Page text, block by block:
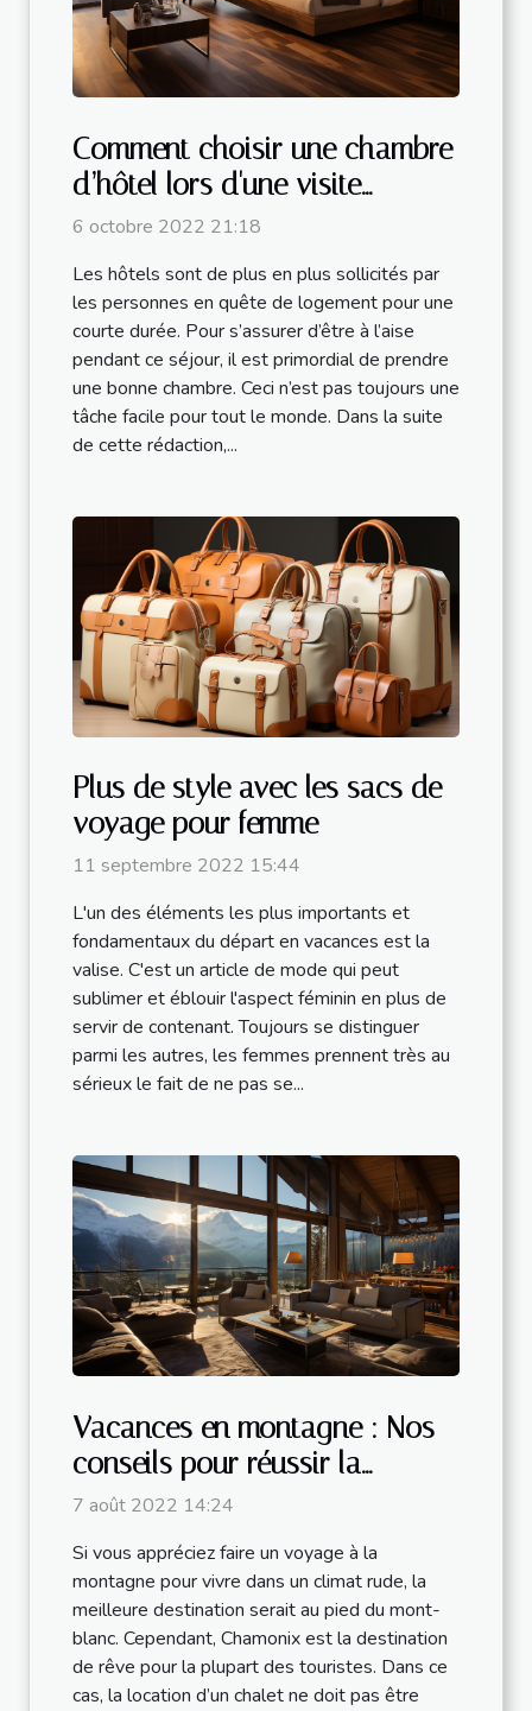
Comment choisir une chambre
d’hôtel lors d'une visite
touristique ?
6 octobre 2022 21:18
Les hôtels sont de plus en plus sollicités par
les personnes en quête de logement pour une
courte durée. Pour s’assurer d’être à l’aise
pendant ce séjour, il est primordial de prendre
une bonne chambre. Ceci n’est pas toujours une
tâche facile pour tout le monde. Dans la suite
de cette rédaction,...
Plus de style avec les sacs de
voyage pour femme
11 septembre 2022 15:44
L'un des éléments les plus importants et
fondamentaux du départ en vacances est la
valise. C'est un article de mode qui peut
sublimer et éblouir l'aspect féminin en plus de
servir de contenant. Toujours se distinguer
parmi les autres, les femmes prennent très au
sérieux le fait de ne pas se...
Vacances en montagne : Nos
conseils pour réussir la
location d’un chalet à
Chamonix
7 août 2022 14:24
Si vous appréciez faire un voyage à la
montagne pour vivre dans un climat rude, la
meilleure destination serait au pied du mont-
blanc. Cependant, Chamonix est la destination
de rêve pour la plupart des touristes. Dans ce
cas, la location d’un chalet ne doit pas être